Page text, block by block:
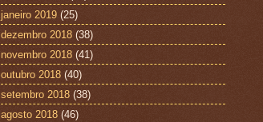
janeiro 2019 (25)
dezembro 2018 (38)
novembro 2018 (41)
outubro 2018 (40)
setembro 2018 (38)
agosto 2018 (46)